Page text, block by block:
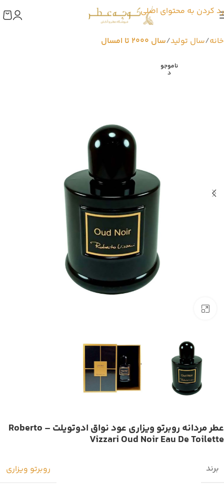
رد کردن به محتوای اصلی
خانه سال تولید سال 2000 تا امسال
ناموجو
د
عطر مردانه روبرتو ویزاری عود نواق ادوتویلت – Roberto
Vizzari Oud Noir Eau De Toilette
برند روبرتو ویزاری